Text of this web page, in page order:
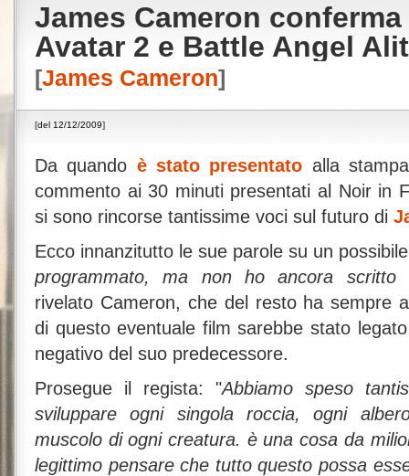
James Cameron
Avatar 2 e Battle Angel
[James Cameron]
[del 12/12/2009]
Da quando è stato presentato alla
commento ai 30 minuti presentati al Noir in
si sono rincorse tantissime voci sul futuro di
Ecco innanzitutto le sue parole su un
programmato, ma non ho ancora scritto
rivelato Cameron, che del resto ha sempre
di questo eventuale film sarebbe stato
negativo del suo predecessore.
Prosegue il regista: "Abbiamo speso
sviluppare ogni singola roccia, ogni
muscolo di ogni creatura. è una cosa da
legittimo pensare che tutto questo possa